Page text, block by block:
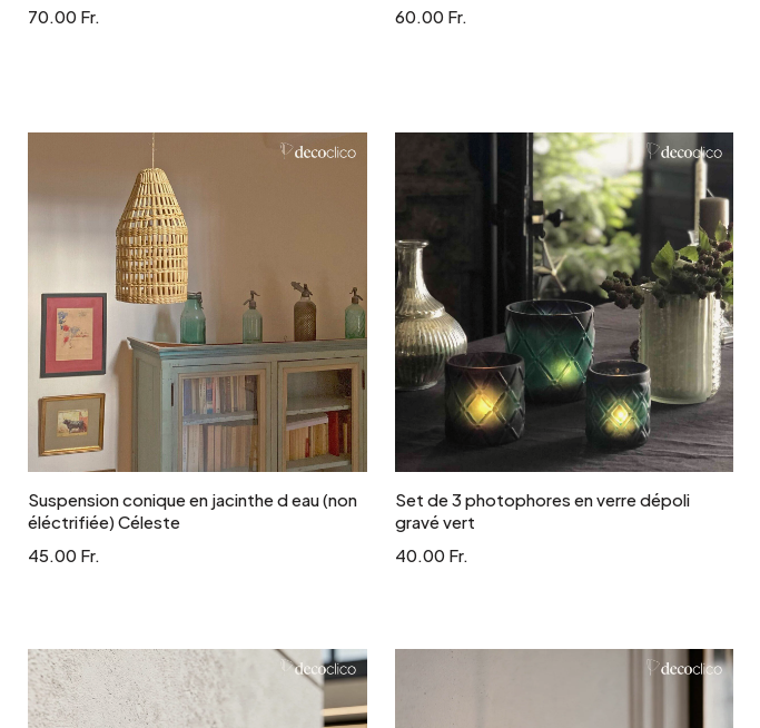
70.00 Fr.
60.00 Fr.
Ajouter au panier
Suspension conique en jacinthe d eau (non
éléctrifiée) Céleste
45.00 Fr.
Ajouter au panier
Set de 3 photophores en verre dépoli
gravé vert
40.00 Fr.